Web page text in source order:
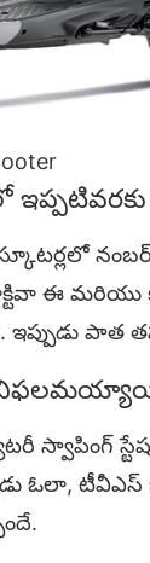
నంబర్
ఈ మరియు
పాత
స్వాపింగ్
ఓలా,